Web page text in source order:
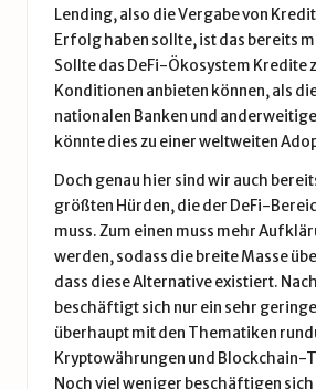
Lending, also die Vergabe von
Erfolg haben sollte, ist das bereits
Sollte das DeFi-Ökosystem Kredite
Konditionen anbieten können, als
nationalen Banken und
könnte dies zu einer weltweiten
Doch genau hier sind wir auch
größten Hürden, die der DeFi-
muss. Zum einen muss mehr
werden, sodass die breite Masse
dass diese Alternative existiert.
beschäftigt sich nur ein sehr
überhaupt mit den Thematiken
Kryptowährungen und Blockchain-
Noch viel weniger beschäftigen